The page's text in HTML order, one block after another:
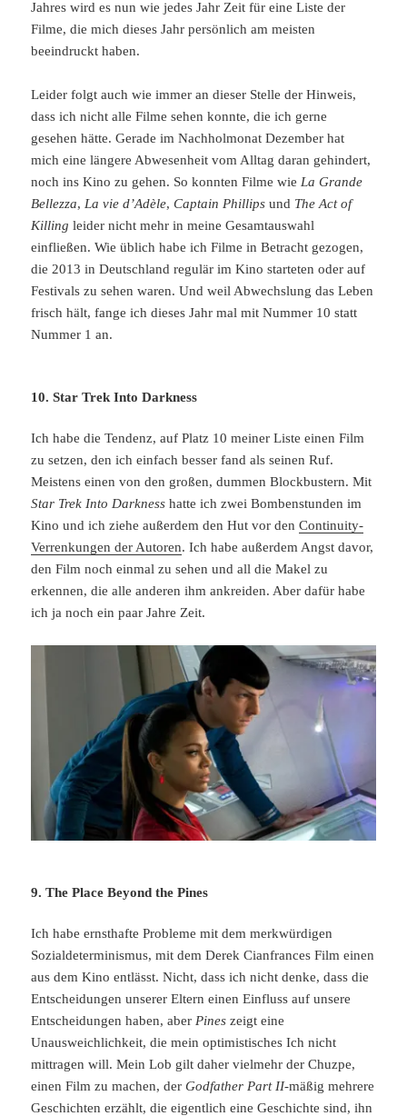
Jahres wird es nun wie jedes Jahr Zeit für eine Liste der
Filme, die mich dieses Jahr persönlich am meisten
beeindruckt haben.
Leider folgt auch wie immer an dieser Stelle der Hinweis,
dass ich nicht alle Filme sehen konnte, die ich gerne
gesehen hätte. Gerade im Nachholmonat Dezember hat
mich eine längere Abwesenheit vom Alltag daran gehindert,
noch ins Kino zu gehen. So konnten Filme wieLa Grande
Bellezza,La vie d’Adèle,Captain Phillips und The Act of
Killing leider nicht mehr in meine Gesamtauswahl
einfließen. Wie üblich habe ich Filme in Betracht gezogen,
die 2013 in Deutschland regulär im Kino starteten oder auf
Festivals zu sehen waren. Und weil Abwechslung das Leben
frisch hält, fange ich dieses Jahr mal mit Nummer 10 statt
Nummer 1 an.
10. Star Trek Into Darkness
Ich habe die Tendenz, auf Platz 10 meiner Liste einen Film
zu setzen, den ich einfach besser fand als seinen Ruf.
Meistens einen von den großen, dummen Blockbustern. Mit
Star Trek Into Darkness hatte ich zwei Bombenstunden im
Kino und ich ziehe außerdem den Hut vor denContinuity-
Verrenkungen der Autoren. Ich habe außerdem Angst davor,
den Film noch einmal zu sehen und all die Makel zu
erkennen, die alle anderen ihm ankreiden. Aber dafür habe
ich ja noch ein paar Jahre Zeit.
9. The Place Beyond the Pines
Ich habe ernsthafte Probleme mit dem merkwürdigen
Sozialdeterminismus, mit dem Derek Cianfrances Film einen
aus dem Kino entlässt. Nicht, dass ich nicht denke, dass die
Entscheidungen unserer Eltern einen Einfluss auf unsere
Entscheidungen haben, aber Pines zeigt eine
Unausweichlichkeit, die mein optimistisches Ich nicht
mittragen will. Mein Lob gilt daher vielmehr der Chuzpe,
einen Film zu machen, derGodfather Part II-mäßig mehrere
Geschichten erzählt, die eigentlich eine Geschichte sind, ihn